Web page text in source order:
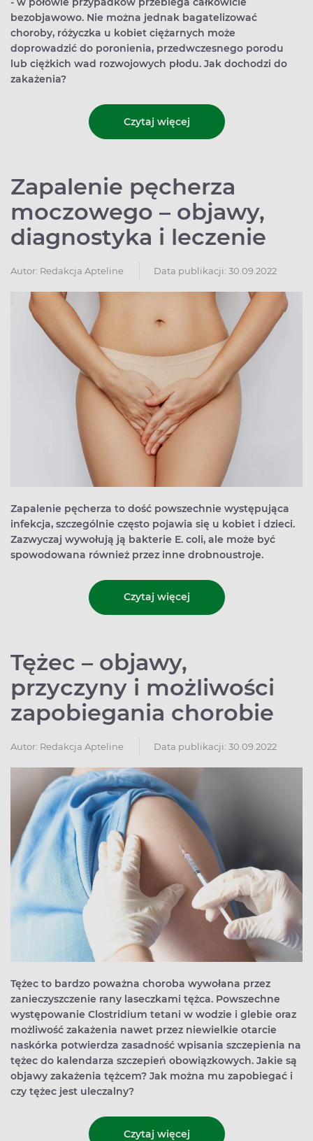
bezobjawowo. Nie można jednak bagatelizować
choroby, różyczka u kobiet ciężarnych może
doprowadzić do poronienia, przedwczesnego porodu
lub ciężkich wad rozwojowych płodu. Jak dochodzi do
zakażenia?
Czytaj więcej
Zapalenie pęcherza
moczowego – objawy,
diagnostyka i leczenie
Autor: Redakcja Apteline Data publikacji: 30.09.2022
Zapalenie pęcherza to dość powszechnie występująca
infekcja, szczególnie często pojawia się u kobiet i dzieci.
Zazwyczaj wywołują ją bakterie E. coli, ale może być
spowodowana również przez inne drobnoustroje.
Czytaj więcej
Tężec – objawy,
przyczyny i możliwości
zapobiegania chorobie
Autor: Redakcja Apteline Data publikacji: 30.09.2022
Tężec to bardzo poważna choroba wywołana przez
zanieczyszczenie rany laseczkami tężca. Powszechne
występowanie Clostridium tetani w wodzie i glebie oraz
możliwość zakażenia nawet przez niewielkie otarcie
naskórka potwierdza zasadność wpisania szczepienia na
tężec do kalendarza szczepień obowiązkowych. Jakie są
objawy zakażenia tężcem? Jak można mu zapobiegać i
czy tężec jest uleczalny?
Czytaj więcej